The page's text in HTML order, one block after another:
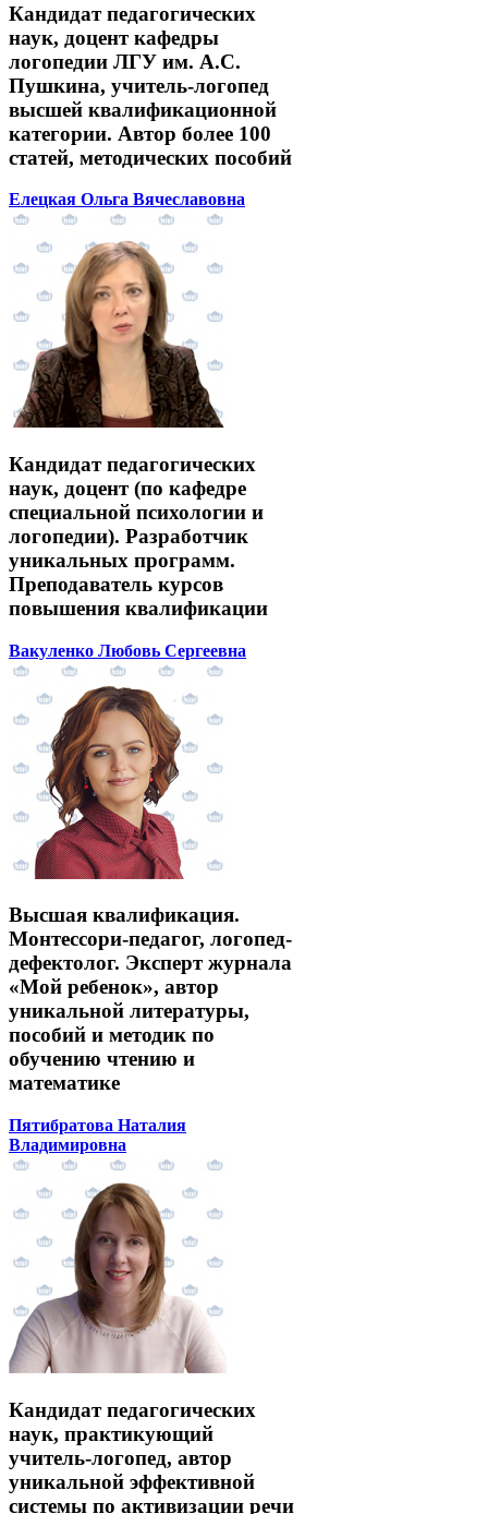
Кандидат педагогических
наук, доцент кафедры
логопедии ЛГУ им. А.С.
Пушкина, учитель-логопед
высшей квалификационной
категории. Автор более 100
статей, методических пособий
Елецкая Ольга Вячеславовна
Кандидат педагогических
наук, доцент (по кафедре
специальной психологии и
логопедии). Разработчик
уникальных программ.
Преподаватель курсов
повышения квалификации
Вакуленко Любовь Сергеевна
Высшая квалификация.
Монтессори-педагог, логопед-
дефектолог. Эксперт журнала
«Мой ребенок», автор
уникальной литературы,
пособий и методик по
обучению чтению и
математике
Пятибратова Наталия
Владимировна
Кандидат педагогических
наук, практикующий
учитель-логопед, автор
уникальной эффективной
системы по активизации речи